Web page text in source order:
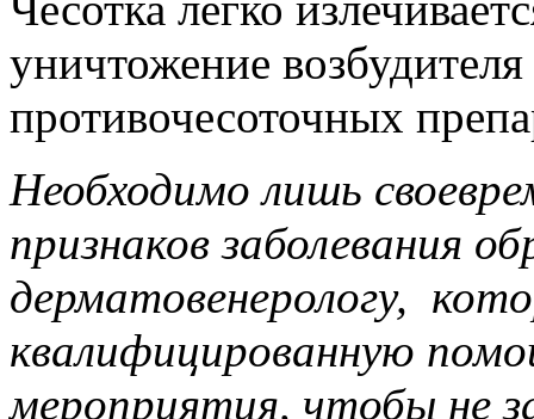
уничтожение
противочесоточных
Необходимо лишь
признаков за­болевания
дерматовенерологу,
квалифицированную
мероприятия, чтобы не